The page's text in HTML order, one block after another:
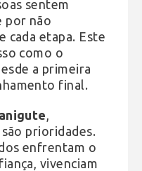
sentem
por não
cada etapa. Este
como o
a primeira
final.
prioridades.
enfrentam o
vivenciam